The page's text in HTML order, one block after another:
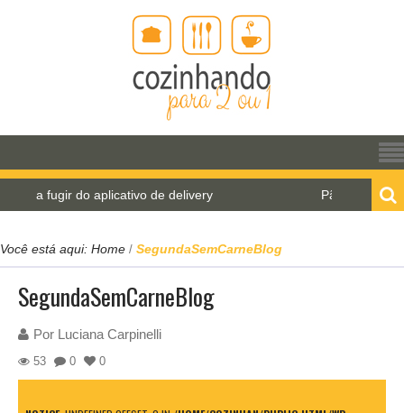
fugir do aplicativo de delivery Pão de água para
Você está aqui: Home / SegundaSemCarneBlog
SegundaSemCarneBlog
Por Luciana Carpinelli
53 0 0